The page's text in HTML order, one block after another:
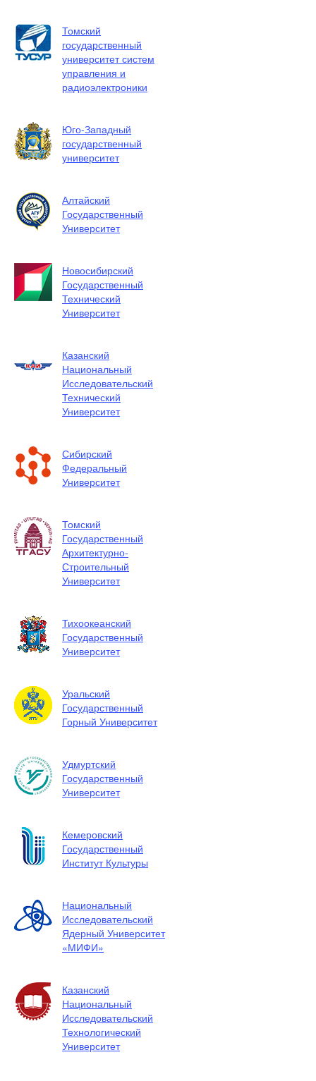
Томский
государственный
университет систем
управления и
радиоэлектроники
Юго-Западный
государственный
университет
Алтайский
Государственный
Университет
Новосибирский
Государственный
Технический
Университет
Казанский
Национальный
Исследовательский
Технический
Университет
Сибирский
Федеральный
Университет
Томский
Государственный
Архитектурно-
Строительный
Университет
Тихоокеанский
Государственный
Университет
Уральский
Государственный
Горный Университет
Удмуртский
Государственный
Университет
Кемеровский
Государственный
Институт Культуры
Национальный
Исследовательский
Ядерный Университет
«МИФИ»
Казанский
Национальный
Исследовательский
Технологический
Университет